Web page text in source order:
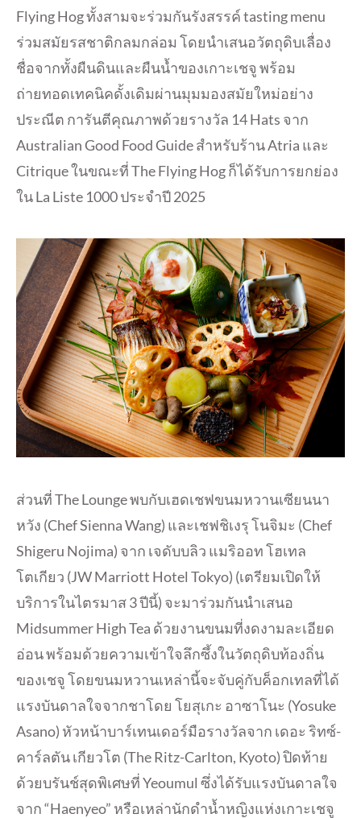
Flying Hog ทั้งสามจะร่วมกันรังสรรค์ tasting menu
ร่วมสมัยรสชาติกลมกล่อม โดยนำเสนอวัตถุดิบเลื่อง
ชื่อจากทั้งผืนดินและผืนน้ำของเกาะเชจู พร้อม
ถ่ายทอดเทคนิคดั้งเดิมผ่านมุมมองสมัยใหม่อย่าง
ประณีต การันตีคุณภาพด้วยรางวัล 14 Hats จาก
Australian Good Food Guide สำหรับร้าน Atria และ
Citrique ในขณะที่ The Flying Hog ก็ได้รับการยกย่อง
ใน La Liste 1000 ประจำปี 2025
ส่วนที่ The Lounge พบกับเฮดเชฟขนมหวานเซียนนา
หวัง (Chef Sienna Wang) และเชฟชิเงรุ โนจิมะ (Chef
Shigeru Nojima) จาก เจดับบลิว แมริออท โฮเทล
โตเกียว (JW Marriott Hotel Tokyo) (เตรียมเปิดให้
บริการในไตรมาส 3 ปีนี้) จะมาร่วมกันนำเสนอ
Midsummer High Tea ด้วยงานขนมที่งดงามละเอียด
อ่อน พร้อมด้วยความเข้าใจลึกซึ้งในวัตถุดิบท้องถิ่น
ของเชจู โดยขนมหวานเหล่านี้จะจับคู่กับค็อกเทลที่ได้
แรงบันดาลใจจากชาโดย โยสุเกะ อาซาโนะ (Yosuke
Asano) หัวหน้าบาร์เทนเดอร์มือรางวัลจาก เดอะ ริทซ์-
คาร์ลตัน เกียวโต (The Ritz-Carlton, Kyoto) ปิดท้าย
ด้วยบรันช์สุดพิเศษที่ Yeoumul ซึ่งได้รับแรงบันดาลใจ
จาก “Haenyeo” หรือเหล่านักดำน้ำหญิงแห่งเกาะเชจู